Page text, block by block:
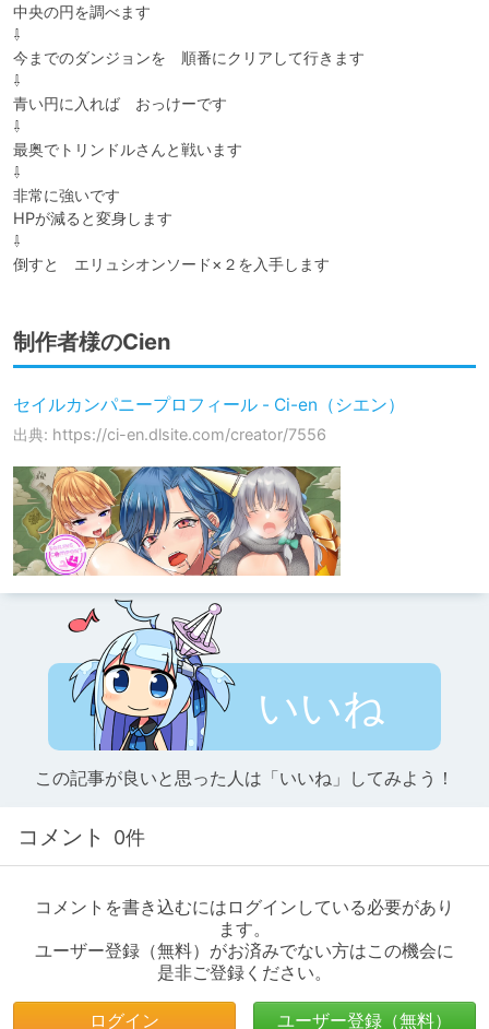
中央の円を調べます
⇩
今までのダンジョンを　順番にクリアして行きます
⇩
青い円に入れば　おっけーです
⇩
最奥でトリンドルさんと戦います
⇩
非常に強いです
HPが減ると変身します
⇩
倒すと　エリュシオンソード×２を入手します
制作者様のCien
セイルカンパニープロフィール - Ci-en（シエン）
出典: https://ci-en.dlsite.com/creator/7556
いいね
この記事が良いと思った人は「いいね」してみよう！
コメント 0件
コメントを書き込むにはログインしている必要があり
ます。
ユーザー登録（無料）がお済みでない方はこの機会に
是非ご登録ください。
ログイン ユーザー登録（無料）